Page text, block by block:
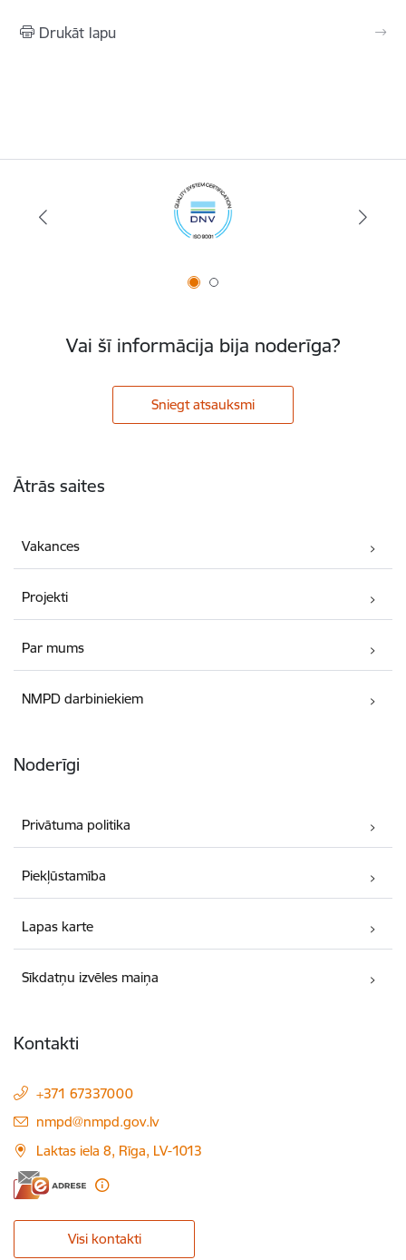
Drukāt lapu
Vai šī informācija bija noderīga?
Sniegt atsauksmi
Ātrās saites
Vakances
Projekti
Par mums
NMPD darbiniekiem
Noderīgi
Privātuma politika
Piekļūstamība
Lapas karte
Sīkdatņu izvēles maiņa
Kontakti
+371 67337000
E-pasts:
nmpd@nmpd.gov.lv
Laktas iela 8, Rīga, LV-1013
Visi kontakti